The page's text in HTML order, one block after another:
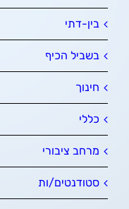
בין-דתי
בשביל הכיף
חינוך
כללי
מרחב ציבורי
סטודנטים/ות